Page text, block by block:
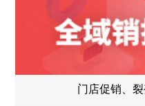
门店促销、